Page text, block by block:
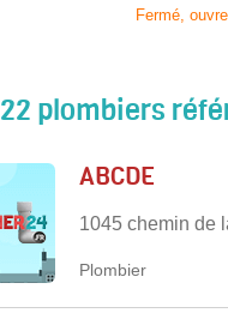
Fermé,
22 plombiers
ABCDE
1045 chemin de
Plombier